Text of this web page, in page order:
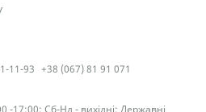
11-93 +38 (067) 81 91 071
-17:00; Сб-Нд - вихідні; Державні